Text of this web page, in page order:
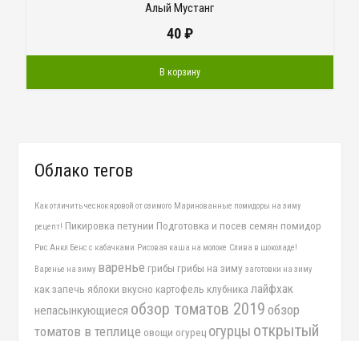
Алый Мустанг
40₽
В корзину
Облако тегов
Как отличить чеснок яровой от озимого Маринованные помидоры на зиму
рецепт! Пикировка петунии Подготовка и посев семян помидор
Рис Анкл Бенс с кабачками Рисовая каша на молоке Слива в шоколаде!
Варенье на зиму варенье грибы грибы на зиму заготовки на зиму
как запечь яблоки вкусно картофель клубника лайфхак
непасынкующиеся обзор томатов 2019 обзор
томатов в теплице овощи огурец огурцы открытый